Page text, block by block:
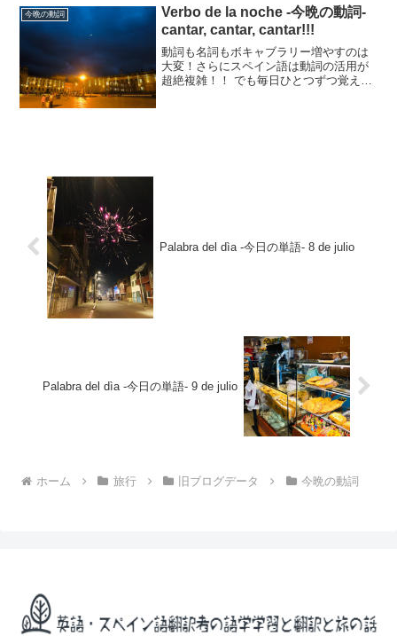
今晩の動詞
Verbo de la noche -今晩の動詞-
cantar, cantar, cantar!!!
動詞も名詞もボキャブラリー増やすのは
大変！さらにスペイン語は動詞の活用が
超絶複雑！！ でも毎日ひとつずつ覚えて
Palabra del dìa -今日の単語- 8 de julio
Palabra del dìa -今日の単語- 9 de julio
ホーム 旅行 旧ブログデータ 今晩の動詞